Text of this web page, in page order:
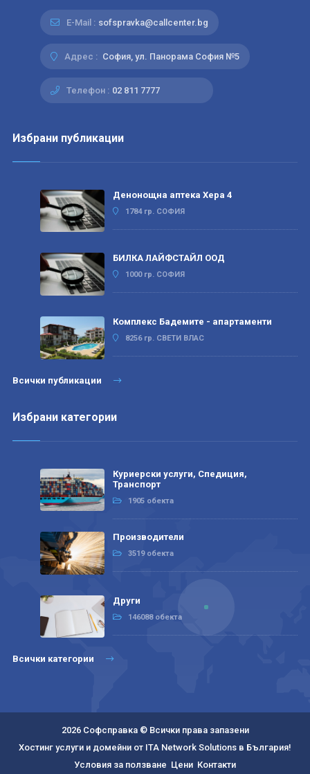
E-Mail : sofspravka@callcenter.bg
Адрес : София, ул. Панорама София №5
Телефон : 02 811 7777
Избрани публикации
Денонощна аптека Хера 4
1784 гр. СОФИЯ
БИЛКА ЛАЙФСТАЙЛ ООД
1000 гр. СОФИЯ
Комплекс Бадемите - апартаменти
8256 гр. СВЕТИ ВЛАС
Всички публикации
Избрани категории
Куриерски услуги, Спедиция,
Транспорт
1905 обекта
Производители
3519 обекта
Други
146088 обекта
Всички категории
2026 Софсправка © Всички права запазени
Хостинг услуги и домейни от ITA Network Solutions в България!
Условия за ползване Цени Контакти